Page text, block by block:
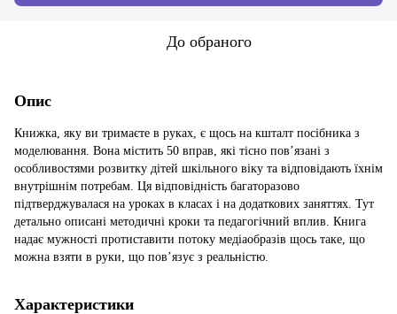
До обраного
Опис
Книжка, яку ви тримаєте в руках, є щось на кшталт посібника з
моделювання. Вона містить 50 вправ, які тісно пов’язані з
особливостями розвитку дітей шкільного віку та відповідають їхнім
внутрішнім потребам. Ця відповідність багаторазово
підтверджувалася на уроках в класах і на додаткових заняттях. Тут
детально описані методичні кроки та педагогічний вплив. Книга
надає мужності протиставити потоку медіаобразів щось таке, що
можна взяти в руки, що пов’язує з реальністю.
Характеристики